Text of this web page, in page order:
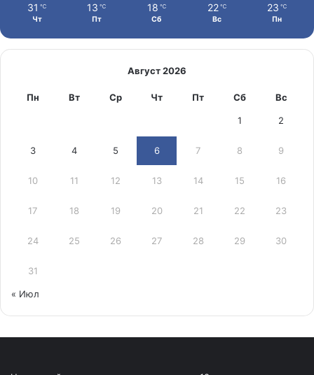
31 ℃
Чт
13 ℃
Пт
18 ℃
Сб
22 ℃
Вс
23 ℃
Пн
Август 2026
Пн Вт Ср Чт Пт Сб Вс
1 2
3 4 5 6 7 8 9
10 11 12 13 14 15 16
17 18 19 20 21 22 23
24 25 26 27 28 29 30
31
« Июл